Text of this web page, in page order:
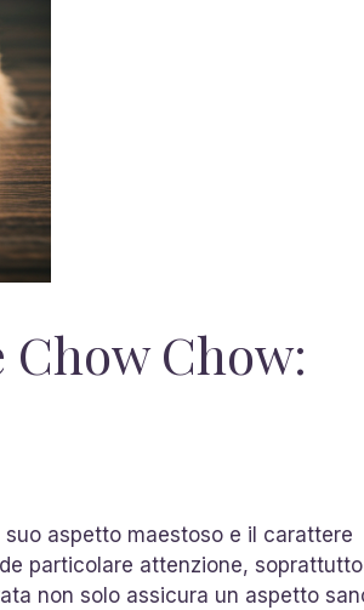
Chow Chow:
suo aspetto maestoso e il carattere
particolare attenzione, soprattutto
non solo assicura un aspetto